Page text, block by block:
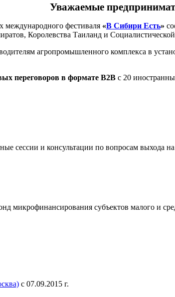
Уважаемые
международного фестиваля «В Сибири Есть»
Королевства Таиланд и
агропромышленного комплекса в
переговоров в формате В2В с 20
сессии и консультации по вопросам
микрофинансирования субъектов малого и
с 07.09.2015 г.